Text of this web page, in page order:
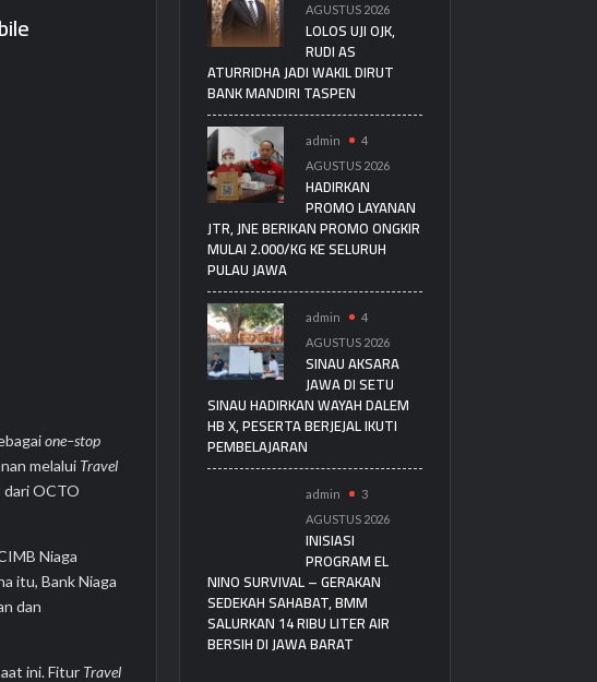
one–stop
melalui Travel
dari OCTO
Niaga
itu, Bank Niaga
dan
ini. Fitur Travel
AGUSTUS 2026
LOLOS UJI OJK,
RUDI AS
ATURRIDHA JADI WAKIL DIRUT
BANK MANDIRI TASPEN
admin
4
AGUSTUS 2026
HADIRKAN
PROMO LAYANAN
JTR, JNE BERIKAN PROMO ONGKIR
MULAI 2.000/KG KE SELURUH
PULAU JAWA
admin
4
AGUSTUS 2026
SINAU AKSARA
JAWA DI SETU
SINAU HADIRKAN WAYAH DALEM
HB X, PESERTA BERJEJAL IKUTI
PEMBELAJARAN
admin
3
AGUSTUS 2026
INISIASI
PROGRAM EL
NINO SURVIVAL – GERAKAN
SEDEKAH SAHABAT, BMM
SALURKAN 14 RIBU LITER AIR
BERSIH DI JAWA BARAT